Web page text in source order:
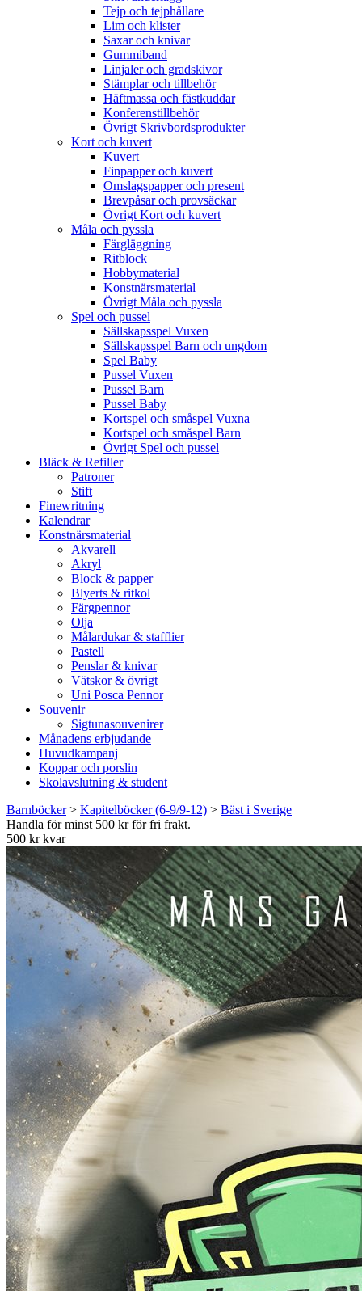
Tejp och tejphållare
Lim och klister
Saxar och knivar
Gummiband
Linjaler och gradskivor
Stämplar och tillbehör
Häftmassa och fästkuddar
Konferenstillbehör
Övrigt Skrivbordsprodukter
Kort och kuvert
Kuvert
Finpapper och kuvert
Omslagspapper och present
Brevpåsar och provsäckar
Övrigt Kort och kuvert
Måla och pyssla
Färgläggning
Ritblock
Hobbymaterial
Konstnärsmaterial
Övrigt Måla och pyssla
Spel och pussel
Sällskapsspel Vuxen
Sällskapsspel Barn och ungdom
Spel Baby
Pussel Vuxen
Pussel Barn
Pussel Baby
Kortspel och småspel Vuxna
Kortspel och småspel Barn
Övrigt Spel och pussel
Bläck & Refiller
Patroner
Stift
Finewritning
Kalendrar
Konstnärsmaterial
Akvarell
Akryl
Block & papper
Blyerts & ritkol
Färgpennor
Olja
Målardukar & stafflier
Pastell
Penslar & knivar
Vätskor & övrigt
Uni Posca Pennor
Souvenir
Sigtunasouvenirer
Månadens erbjudande
Huvudkampanj
Koppar och porslin
Skolavslutning & student
Barnböcker> Kapitelböcker (6-9/9-12) > Bäst i Sverige
Handla för minst 500 kr för fri frakt.
500 kr kvar